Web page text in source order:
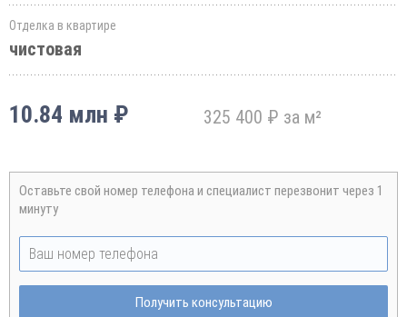
Отделка в квартире
чистовая
10.84 млн ₽ 325 400 ₽ за м²
Оставьте свой номер телефона и специалист перезвонит через 1
минуту
Получить консультацию